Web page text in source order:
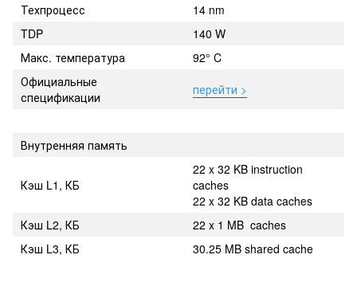
Техпроцесс
14 nm
TDP
140 W
Макс. температура
92° C
Официальные
спецификации
перейти >
Внутренняя память
Кэш L1, КБ
22 x 32 KB instruction
caches
22 x 32 KB data caches
Кэш L2, КБ
22 x 1 MB caches
Кэш L3, КБ
30.25 MB shared cache